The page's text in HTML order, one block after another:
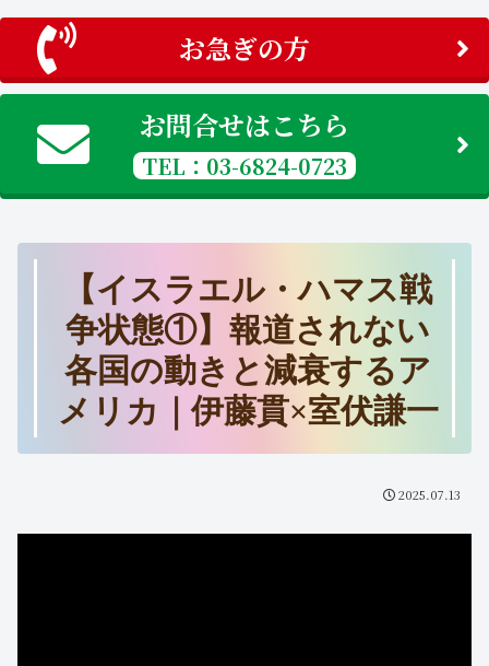
お急ぎの方
お問合せはこちら
TEL：03-6824-0723
【イスラエル・ハマス戦
争状態①】報道されない
各国の動きと減衰するア
メリカ｜伊藤貫×室伏謙一
2025.07.13